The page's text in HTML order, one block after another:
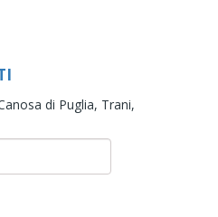
di Puglia, Trani,